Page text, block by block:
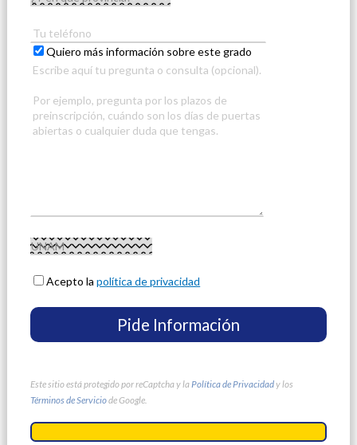
Quiero más información sobre este grado
Acepto lapolítica de privacidad
Este sitio está protegido por reCaptcha y la Política de Privacidady los
Términos de Serviciode Google.